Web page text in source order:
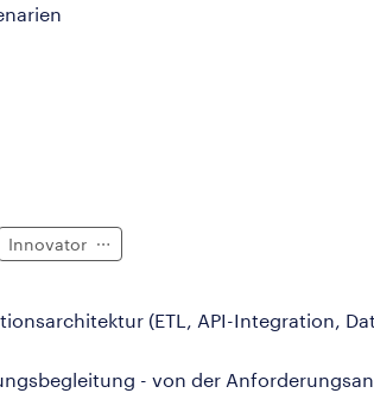
Innovator
(ETL, API-Integration,
- von der